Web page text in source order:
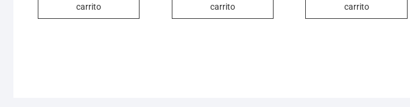
carrito
carrito
carrito